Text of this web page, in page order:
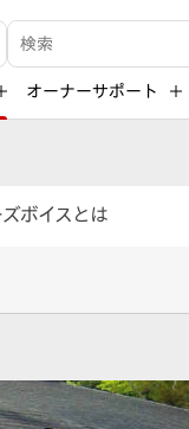
検索キーワード入力
オーナーサポート
ボイスとは